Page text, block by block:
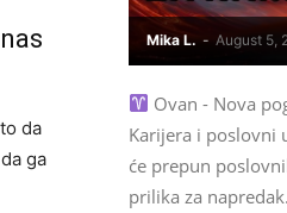
da
ga
Mika L. - August 5,
Ovan - Nova
Karijera i poslovni
će prepun
prilika za